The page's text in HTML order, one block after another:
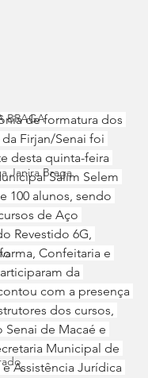
BRAGA
Janira Braga
de formatura dos
Firjan/Senai foi
desta quinta-feira
Salim Selem
100 alunos, sendo
de Aço
Revestido 6G,
Confeitaria e
da
com a presença
dos cursos,
de Macaé e
Municipal de
Assistência Jurídica